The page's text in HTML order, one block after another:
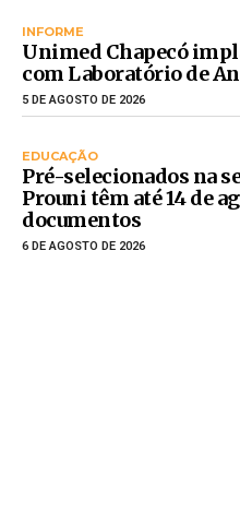
INFORME
Unimed Chapecó
com Laboratório de
5 DE AGOSTO DE 2026
EDUCAÇÃO
Pré-selecionados na
Prouni têm até 14 de
documentos
6 DE AGOSTO DE 2026